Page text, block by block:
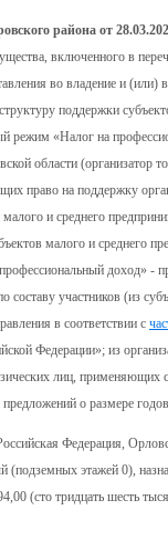
района от
включенного в
во владение и (или)
поддержки
режим «Налог на
области (организатор
право на поддержку
и среднего
малого и среднего
доход» -
участников (из
в соответствии с
Федерации»; из
лиц,
о размере
Федерация,
этажей 0),
(сто тридцать шесть